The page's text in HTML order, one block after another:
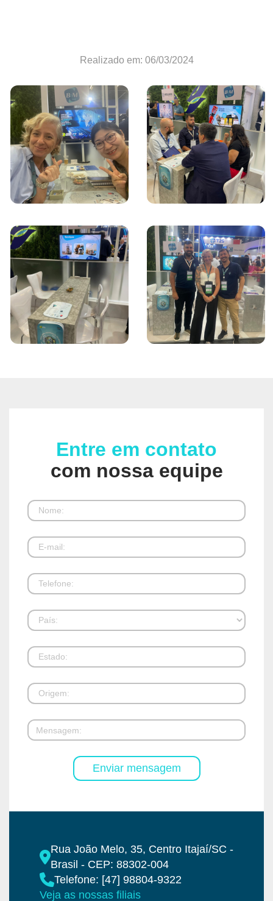
Realizado em: 06/03/2024
Entre em contato
com nossa equipe
Rua João Melo, 35, Centro Itajaí/SC -
Brasil - CEP: 88302-004
Telefone: [47] 98804-9322
Veja as nossas filiais